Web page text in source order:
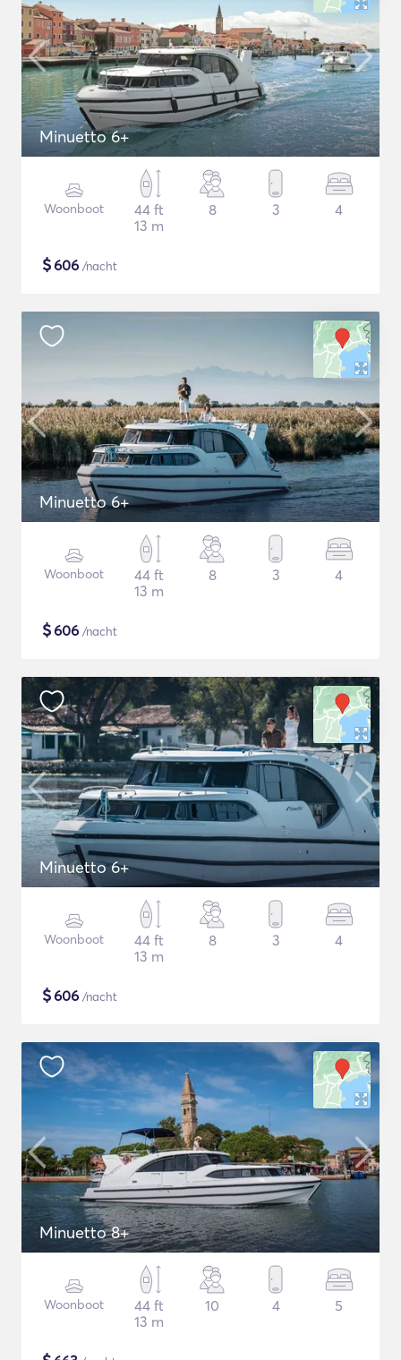
Minuetto 6+
Woonboot
44 ft
13 m
8 3 4
$606 /nacht
Minuetto 6+
Woonboot
44 ft
13 m
8 3 4
$606 /nacht
Minuetto 6+
Woonboot
44 ft
13 m
8 3 4
$606 /nacht
Minuetto 8+
Woonboot
44 ft
13 m
10 4 5